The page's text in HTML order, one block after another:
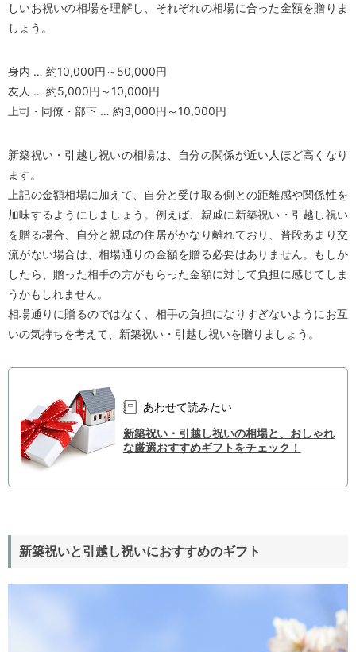
しいお祝いの相場を理解し、それぞれの相場に合った金額を贈りま
しょう。
身内 … 約10,000円～50,000円
友人 … 約5,000円～10,000円
上司・同僚・部下 … 約3,000円～10,000円
新築祝い・引越し祝いの相場は、自分の関係が近い人ほど高くなり
ます。
上記の金額相場に加えて、自分と受け取る側との距離感や関係性を
加味するようにしましょう。例えば、親戚に新築祝い・引越し祝い
を贈る場合、自分と親戚の住居がかなり離れており、普段あまり交
流がない場合は、相場通りの金額を贈る必要はありません。もしか
したら、贈った相手の方がもらった金額に対して負担に感じてしま
うかもしれません。
相場通りに贈るのではなく、相手の負担になりすぎないようにお互
いの気持ちを考えて、新築祝い・引越し祝いを贈りましょう。
あわせて読みたい
新築祝い・引越し祝いの相場と、おしゃれ
な厳選おすすめギフトをチェック！
新築祝いと引越し祝いにおすすめのギフト